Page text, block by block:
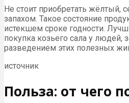
Не стоит приобретать жёлтый,
запахом. Такое состояние
истекшем сроке годности.
покупка козьего сала у людей,
разведением этих полезных
источник
Польза: от чего